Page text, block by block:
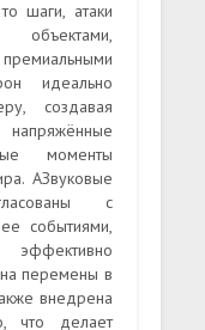
шаги, атаки
идеально
создавая
напряжённые
моменты
АЗвуковые
с
событиями,
на перемены в
внедрена
что делает